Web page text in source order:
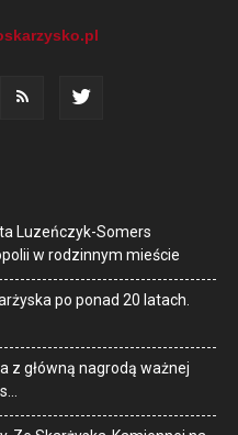
Luzeńczyk-Somers
w rodzinnym mieście
po ponad 20 latach.
z główną nagrodą ważnej